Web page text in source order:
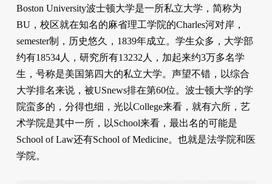
Boston University波士顿大学是一所私立大学，简称为
BU，校区就在知名的麻省理工学院的Charles河对岸，
semester制，历史悠久，1839年成立。学生众多，大学部
约有18534人，研究所有13232人，加起来约3万多名学
生，号称是美国第四大的私立大学。声望不错，以综合
大学排名来说，被USnews排在第60位。波士顿大学的学
院蛮多的，分得也细，光以College来看，就有六所，艺
术学院是其中一所，以School来看，最出名的可能是
School of Law还有School of Medicine。也就是法学院和医
学院。